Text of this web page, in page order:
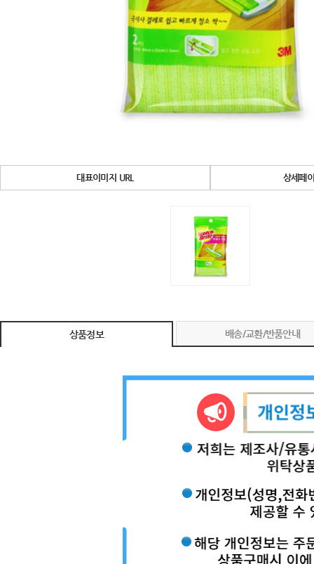
대표이미지 URL 상세페
상품정보 배송/교환/반품안내